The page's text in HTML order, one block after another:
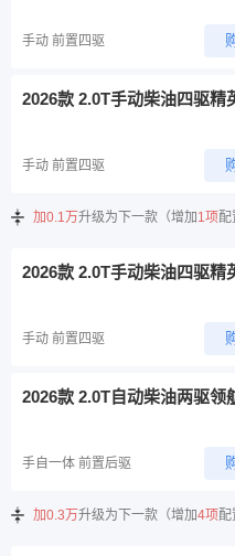
手动 前置四驱
2026款 2.0T手动柴油四驱精
手动 前置四驱
加0.1万升级为下一款（增加 1项配
2026款 2.0T手动柴油四驱精
手动 前置四驱
2026款 2.0T自动柴油两驱领
手自一体 前置后驱
加0.3万升级为下一款（增加4项配